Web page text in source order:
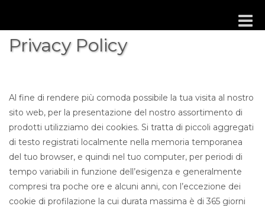
Toggle
Privacy Policy
Al fine di rendere più comoda possibile la tua visita al nostro
sito web, per la presentazione del nostro assortimento di
prodotti utilizziamo dei cookies. Si tratta di piccoli aggregati
di testo registrati localmente nella memoria temporanea
del tuo browser, e quindi nel tuo computer, per periodi di
tempo variabili in funzione dell’esigenza e generalmente
compresi tra poche ore e alcuni anni, con l’eccezione dei
cookie di profilazione la cui durata massima è di 365 giorni